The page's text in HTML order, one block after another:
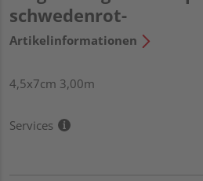
schwedenrot-
Artikelinformationen
4,5x7cm 3,00m
Services